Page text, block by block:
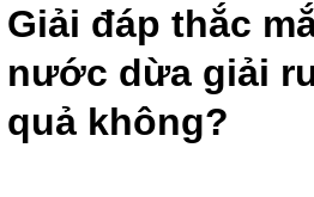
Giải đáp thắc
nước dừa giải
quả không?